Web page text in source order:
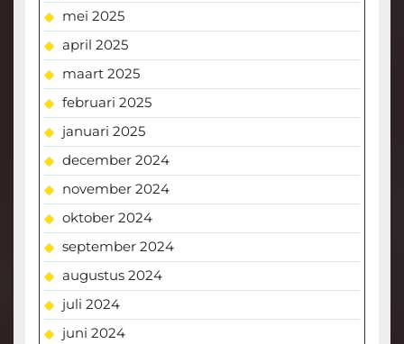
mei 2025
april 2025
maart 2025
februari 2025
januari 2025
december 2024
november 2024
oktober 2024
september 2024
augustus 2024
juli 2024
juni 2024